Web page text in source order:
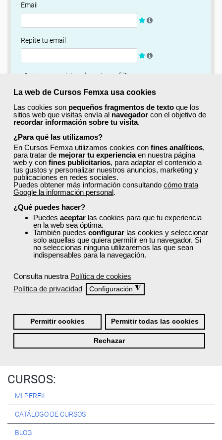
La web de Cursos Femxa usa cookies
Las cookies son pequeños fragmentos de texto que los
sitios web que visitas envía al navegador con el objetivo de
recordar información sobre tu visita.
¿Para qué las utilizamos?
En Cursos Femxa utilizamos cookies con fines analíticos,
para tratar de mejorar tu experienciaen nuestra página
web y con fines publicitarios, para adaptar el contenido a
tus gustos y personalizar nuestros anuncios, marketing y
publicaciones en redes sociales.
Puedes obtener más información consultando cómo trata
Google la información personal.
¿Qué puedes hacer?
Puedes aceptar las cookies para que tu experiencia
en la web sea óptima.
También puedes configurar las cookies y seleccionar
solo aquellas que quiera permitir en tu navegador. Si
no seleccionas ninguna utilizaremos las que sean
indispensables para la navegación.
Consulta nuestra Política de cookies
Política de privacidad
Configuración ◮
Permitir cookies Permitir todas las cookies
Rechazar
Email
Repite tu email
¿Quieres completar ahora tu perfil?
Si
No, completaré mi perfil más adelante
Newsletter
Si, quiero recibir información sobre cursos, ofertas
exclusivas y recursos para el aprendizaje.
Términos y condiciones
He leído y acepto la Política de Privacidad
Registrarse
Quiénes Somos:
Especialistas en consultoría y formación para el empleo
Nuestro objetivo diario es, única y exclusivamente, ayudarte a
conseguir tus metas profesionales ofreciéndote los mejores
CURSOS:
MI PERFIL
CATÁLOGO DE CURSOS
BLOG